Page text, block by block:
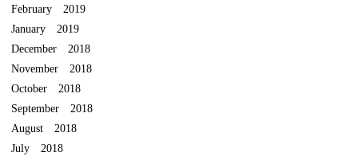
February 2019
January 2019
December 2018
November 2018
October 2018
September 2018
August 2018
July 2018